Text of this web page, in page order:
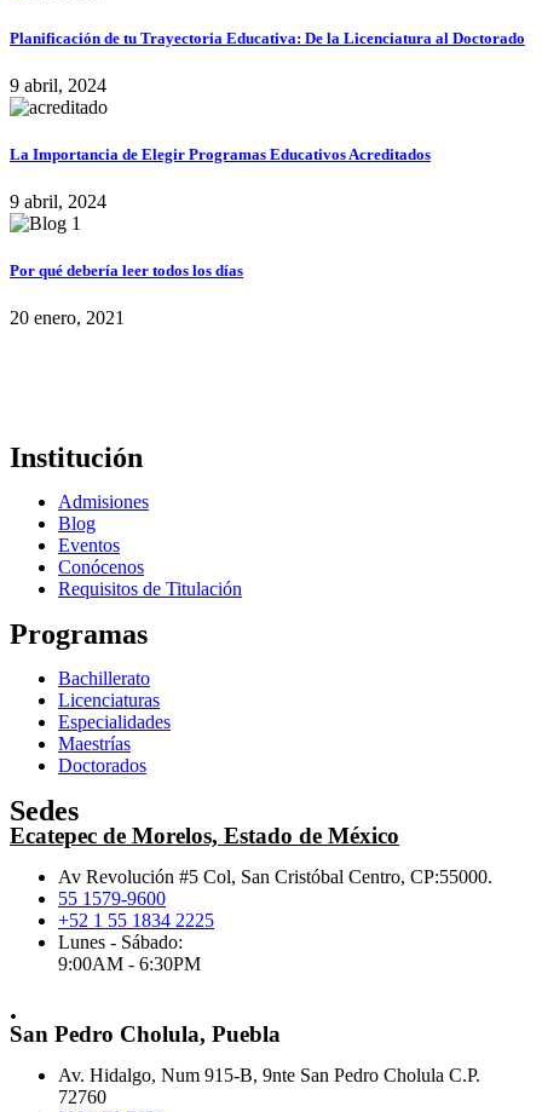
Planificación de tu Trayectoria Educativa: De la Licenciatura al Doctorado
9 abril, 2024
La Importancia de Elegir Programas Educativos Acreditados
9 abril, 2024
Por qué debería leer todos los días
20 enero, 2021
Institución
Admisiones
Blog
Eventos
Conócenos
Requisitos de Titulación
Programas
Bachillerato
Licenciaturas
Especialidades
Maestrías
Doctorados
Sedes
Ecatepec de Morelos, Estado de México
Av Revolución #5 Col, San Cristóbal Centro, CP:55000.
55 1579-9600
+52 1 55 1834 2225
Lunes - Sábado:
9:00AM - 6:30PM
.
San Pedro Cholula, Puebla
Av. Hidalgo, Num 915-B, 9nte San Pedro Cholula C.P.
72760